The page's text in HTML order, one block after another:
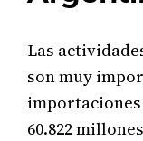
Las
son muy
60.822